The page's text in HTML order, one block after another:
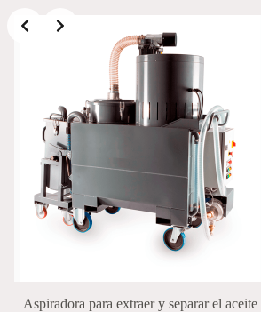
Aspiradora para extraer y separar el aceite